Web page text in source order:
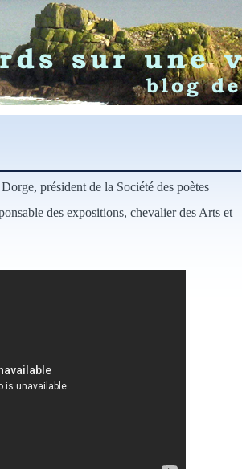
président de la Société des poètes
des expositions, chevalier des Arts et